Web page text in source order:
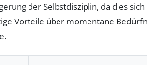
der Selbstdisziplin, da dies
Vorteile über momentane